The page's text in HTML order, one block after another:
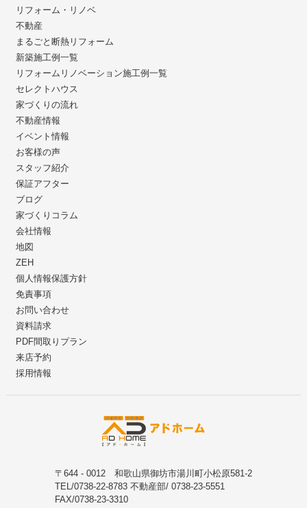
リフォーム・リノベ
不動産
まるごと断熱リフォーム
新築施工例一覧
リフォームリノベーション施工例一覧
セレクトハウス
家づくりの流れ
不動産情報
イベント情報
お客様の声
スタッフ紹介
保証アフター
ブログ
家づくりコラム
会社情報
地図
ZEH
個人情報保護方針
免責事項
お問い合わせ
資料請求
PDF間取りプラン
来店予約
採用情報
〒644 - 0012 和歌山県御坊市湯川町小松原581-2
TEL/0738-22-8783 不動産部/ 0738-23-5551
FAX/0738-23-3310